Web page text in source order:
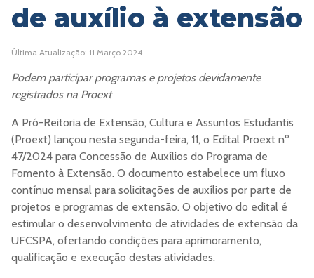
de auxílio à extensão
Última Atualização: 11 Março 2024
Podem participar programas e projetos devidamente
registrados na Proext
A Pró-Reitoria de Extensão, Cultura e Assuntos Estudantis
(Proext) lançou nesta segunda-feira, 11, o Edital Proext nº
47/2024 para Concessão de Auxílios do Programa de
Fomento à Extensão. O documento estabelece um fluxo
contínuo mensal para solicitações de auxílios por parte de
projetos e programas de extensão. O objetivo do edital é
estimular o desenvolvimento de atividades de extensão da
UFCSPA, ofertando condições para aprimoramento,
qualificação e execução destas atividades.